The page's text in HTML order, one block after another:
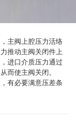
主阀上腔压力活络
推动主阀关闭件上
进口介质压力通过
而使主阀关闭。
有必要满意压差条